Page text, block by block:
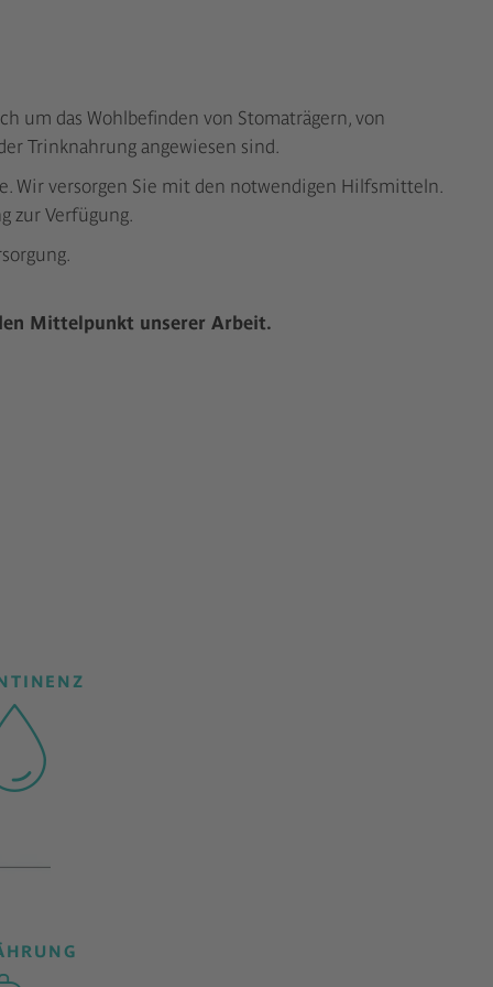
um das Wohlbefinden von Stomaträgern, von
Trinknahrung angewiesen sind.
Wir versorgen Sie mit den notwendigen Hilfsmitteln.
zur Verfügung.
Mittelpunkt unserer Arbeit.